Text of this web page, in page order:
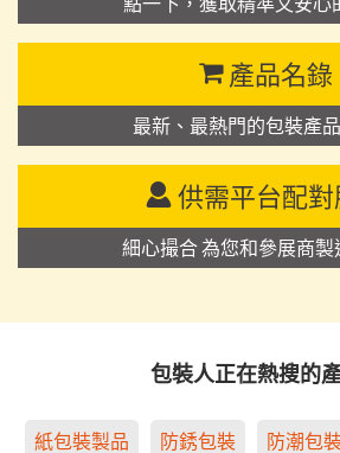
產品名錄
最新、最熱門的包裝產
供需平台配對
細心撮合 為您和參展商製
包裝人正在熱搜的
紙包裝製品 防銹包裝 防潮包